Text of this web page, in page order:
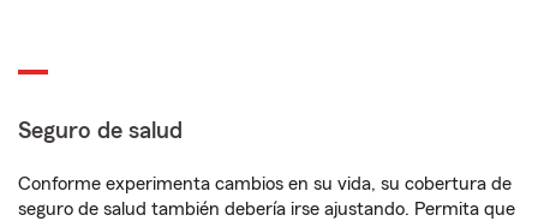
Seguro de salud
Conforme experimenta cambios en su vida, su cobertura de
seguro de salud también debería irse ajustando. Permita que